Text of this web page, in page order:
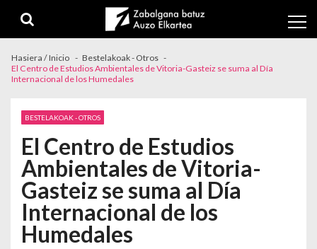
Hasiera / Inicio
Bestelakoak - Otros
El Centro de Estudios Ambientales de Vitoria-Gasteiz se suma al Día
Internacional de los Humedales
BESTELAKOAK - OTROS
El Centro de Estudios
Ambientales de Vitoria-
Gasteiz se suma al Día
Internacional de los
Humedales